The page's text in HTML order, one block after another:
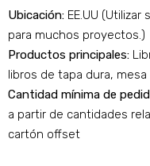
Ubicación: EE.UU
para muchos proyectos.)
Productos principales:
libros de tapa dura,
Cantidad mínima de
a partir de cantidades
cartón offset